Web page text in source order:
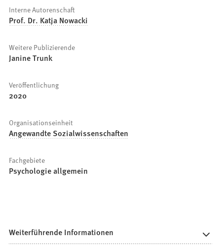
Interne Autorenschaft
Prof. Dr. Katja Nowacki
Weitere Publizierende
Janine Trunk
Veröffentlichung
2020
Organisationseinheit
Angewandte Sozialwissenschaften
Fachgebiete
Psychologie allgemein
Weiterführende Informationen